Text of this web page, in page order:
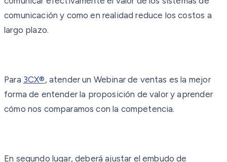
comunicación y como en realidad reduce los costos a
largo plazo.
Para 3CX®, atender un Webinar de ventas es la mejor
forma de entender la proposición de valor y aprender
cómo nos comparamos con la competencia.
En segundo lugar, deberá ajustar el embudo de